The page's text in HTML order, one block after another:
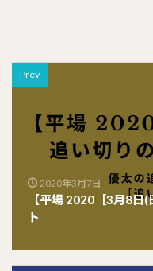
Prev
2020年3月7日
【平場 2020［3月8日
ト